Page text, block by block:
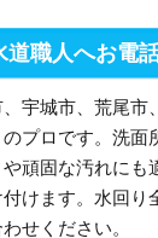
職人へお電
宇城市、荒尾
プロです。洗
頑固な汚れに
けます。水回
せください。